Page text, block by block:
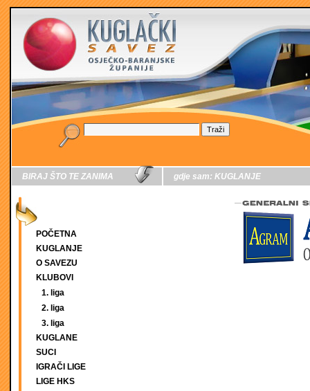
BIRAJ ŠTO TE ZANIMA
POČETNA
KUGLANJE
O SAVEZU
KLUBOVI
1. liga
2. liga
3. liga
KUGLANE
SUCI
IGRAČI LIGE
LIGE HKS
gdje sam: KUGLANJE